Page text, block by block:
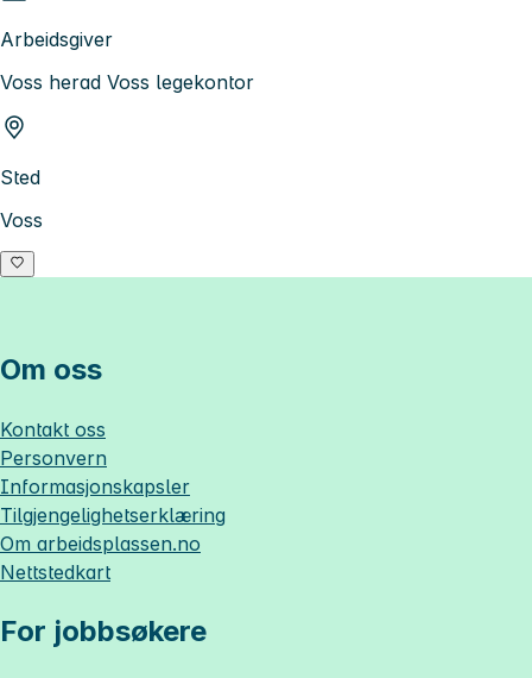
Arbeidsgiver
Voss herad Voss legekontor
Sted
Voss
Om oss
Kontakt oss
Personvern
Informasjonskapsler
Tilgjengelighetserklæring
Om arbeidsplassen.no
Nettstedkart
For jobbsøkere